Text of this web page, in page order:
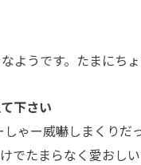
ようです。たまにち
下さい
ゃー威嚇しまくりだ
でたまらなく愛おしい